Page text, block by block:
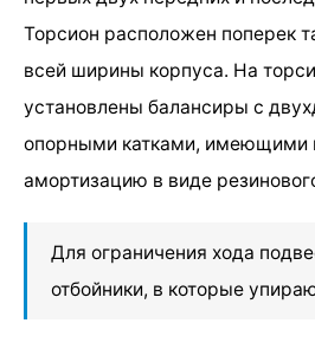
Торсион расположен поперек
всей ширины корпуса. На
установлены балансиры с
опорными катками,
амортизацию в виде
Для ограничения хода
отбойники, в которые